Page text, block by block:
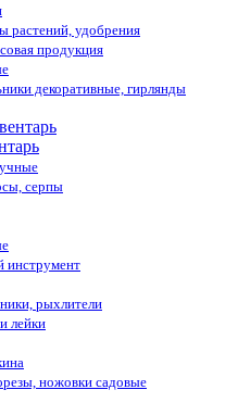
растений, удобрения
продукция
декоративные, гирлянды
серпы
инструмент
рыхлители
лейки
ножовки садовые